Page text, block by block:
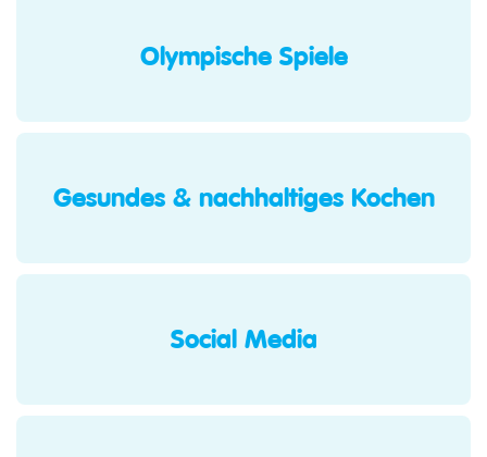
Olympische Spiele
Gesundes & nachhaltiges Kochen
Social Media